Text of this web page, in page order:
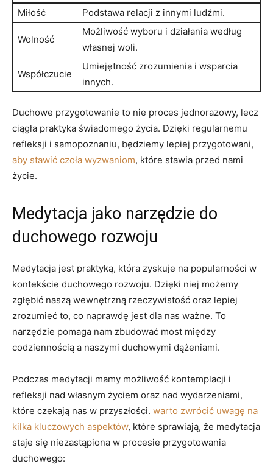
Miłość
Podstawa relacji z innymi ludźmi.
Wolność
Możliwość wyboru i działania ⁣według
własnej woli.
Współczucie
Umiejętność zrozumienia i wsparcia
innych.
Duchowe przygotowanie to nie proces jednorazowy, lecz
ciągła praktyka świadomego życia.​ Dzięki regularnemu
refleksji i samopoznaniu, będziemy lepiej ⁤przygotowani,
aby stawić czoła wyzwaniom, ⁢które stawia przed nami
życie.
Medytacja jako narzędzie⁢ do
duchowego rozwoju
Medytacja jest praktyką, która zyskuje na popularności w
kontekście duchowego rozwoju. Dzięki​ niej możemy
zgłębić naszą wewnętrzną rzeczywistość⁢ oraz ‍lepiej
zrozumieć to, co naprawdę jest dla nas ‌ważne. ​To
narzędzie pomaga nam zbudować most ⁣między
codziennością a naszymi duchowymi dążeniami.
Podczas ⁣medytacji mamy możliwość kontemplacji i
refleksji ‌nad własnym życiem oraz nad wydarzeniami,
⁣które czekają nas⁤ w przyszłości. warto zwrócić uwagę na
kilka⁢ kluczowych aspektów,​ które sprawiają, że⁢ medytacja
staje się niezastąpiona ⁣w‌ procesie przygotowania
duchowego: